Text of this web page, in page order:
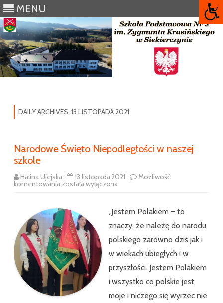
MENU
DAILY ARCHIVES: 13 LISTOPADA 2021
Narodowe Święto Niepodległości w naszej
szkole
Halina Ujejska 13 listopada 2021 Możliwość
komentowania Narodowe
naszej
szkole
została wyłączona
„Jestem Polakiem – to
znaczy, że należę do narodu
polskiego zarówno dziś jak i
w wiekach ubiegłych i w
przyszłości. Jestem Polakiem
i wszystko co polskie jest
moje i niczego się wyrzec nie